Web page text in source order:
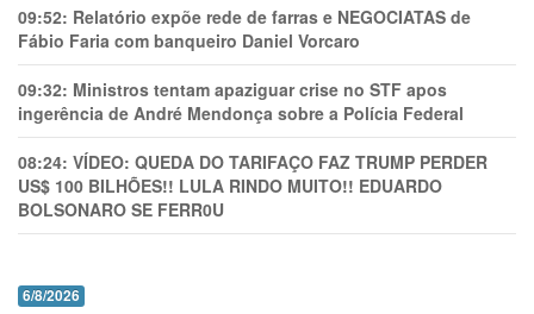
09:52: Relatório expõe rede de farras e NEGOCIATAS de
Fábio Faria com banqueiro Daniel Vorcaro
09:32: Ministros tentam apaziguar crise no STF apos
ingerência de André Mendonça sobre a Polícia Federal
08:24: VÍDEO: QUEDA DO TARIFAÇO FAZ TRUMP PERDER
US$ 100 BILHÕES!! LULA RINDO MUITO!! EDUARDO
BOLSONARO SE FERR0U
6/8/2026